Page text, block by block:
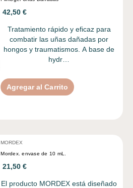
42,50 €
Tratamiento rápido y eficaz para
combatir las uñas dañadas por
hongos y traumatismos. A base de
hydr…
Agregar al Carrito
MORDEX
Mordex. envase de 10 mL.
21,50 €
El producto MORDEX está diseñado